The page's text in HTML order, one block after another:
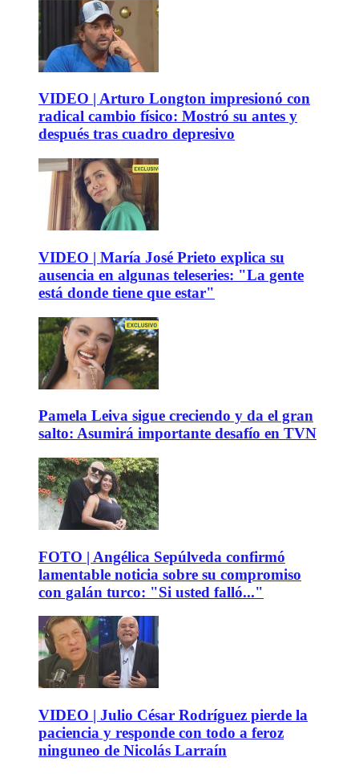
VIDEO | Arturo Longton impresionó con
radical cambio físico: Mostró su antes y
después tras cuadro depresivo
VIDEO | María José Prieto explica su
ausencia en algunas teleseries: "La gente
está donde tiene que estar"
Pamela Leiva sigue creciendo y da el gran
salto: Asumirá importante desafío en TVN
FOTO | Angélica Sepúlveda confirmó
lamentable noticia sobre su compromiso
con galán turco: "Si usted falló..."
VIDEO | Julio César Rodríguez pierde la
paciencia y responde con todo a feroz
ninguneo de Nicolás Larraín